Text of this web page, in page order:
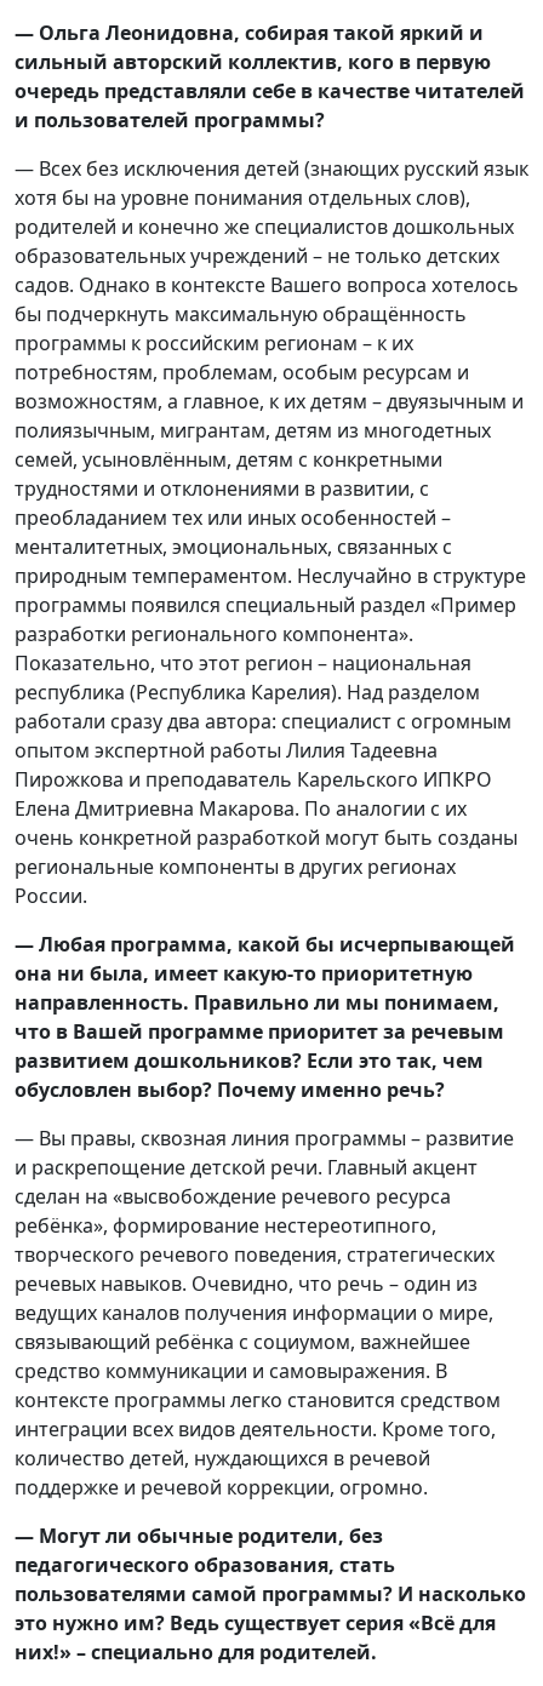
— Ольга Леонидовна, собирая такой яркий и
сильный авторский коллектив, кого в первую
очередь представляли себе в качестве читателей
и пользователей программы?
— Всех без исключения детей (знающих русский язык
хотя бы на уровне понимания отдельных слов),
родителей и конечно же специалистов дошкольных
образовательных учреждений – не только детских
садов. Однако в контексте Вашего вопроса хотелось
бы подчеркнуть максимальную обращённость
программы к российским регионам – к их
потребностям, проблемам, особым ресурсам и
возможностям, а главное, к их детям – двуязычным и
полиязычным, мигрантам, детям из многодетных
семей, усыновлённым, детям с конкретными
трудностями и отклонениями в развитии, с
преобладанием тех или иных особенностей –
менталитетных, эмоциональных, связанных с
природным темпераментом. Неслучайно в структуре
программы появился специальный раздел «Пример
разработки регионального компонента».
Показательно, что этот регион – национальная
республика (Республика Карелия). Над разделом
работали сразу два автора: специалист с огромным
опытом экспертной работы Лилия Тадеевна
Пирожкова и преподаватель Карельского ИПКРО
Елена Дмитриевна Макарова. По аналогии с их
очень конкретной разработкой могут быть созданы
региональные компоненты в других регионах
России.
— Любая программа, какой бы исчерпывающей
она ни была, имеет какую-то приоритетную
направленность. Правильно ли мы понимаем,
что в Вашей программе приоритет за речевым
развитием дошкольников? Если это так, чем
обусловлен выбор? Почему именно речь?
— Вы правы, сквозная линия программы – развитие
и раскрепощение детской речи. Главный акцент
сделан на «высвобождение речевого ресурса
ребёнка», формирование нестереотипного,
творческого речевого поведения, стратегических
речевых навыков. Очевидно, что речь – один из
ведущих каналов получения информации о мире,
связывающий ребёнка с социумом, важнейшее
средство коммуникации и самовыражения. В
контексте программы легко становится средством
интеграции всех видов деятельности. Кроме того,
количество детей, нуждающихся в речевой
поддержке и речевой коррекции, огромно.
— Могут ли обычные родители, без
педагогического образования, стать
пользователями самой программы? И насколько
это нужно им? Ведь существует серия «Всё для
них!» – специально для родителей.